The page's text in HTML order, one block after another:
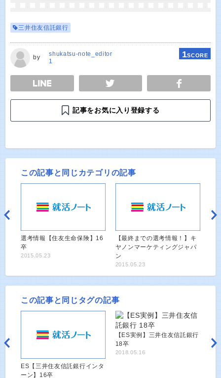
三井住友信託銀行
by
shukatsu-note_editor
1
1SCORE
TWEET
記事をお気に入り登録する
この記事と同じカテゴリの記事
選考情報【住友生命保険】16
卒
2015.05.23
【最終までの選考情報！】キ
ヤノンマーケティングジャパ
ン
2015.05.23
この記事と同じタグの記事
ES【三井住友信託銀行インタ
ーン】16卒
【ES実例】三井住友信託銀行
18卒
2018.05.16